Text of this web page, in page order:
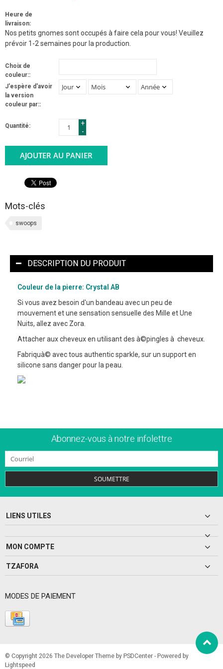
Heure de
livraison:
Nos petits gnomes sont occupés à faire cela pour vous! Veuillez
prévoir 1-2 semaines pour la production.
Choix de
couleur::
J'espère d'avoir
la version
couleur par::
Quantité:
+
-
AJOUTER AU PANIER
Mots-clés
swoops
DESCRIPTION DU PRODUIT
Couleur de la pierre: Crystal AB
Si vous avez besoin d'un bandeau avec un peu de
mouvement et une sensation sensuelle des Mille et Une
Nuits, allez avec Zora.
Attacher aux cheveux en utilisant des à©pingles à cheveux.
Fabriquà© avec tous authentic sparkle, sur un support en
silicone sans danger pour la peau.
Abonnez-vous à notre infolettre
SOUMETTRE
LIENS UTILES
MON COMPTE
TZAFORA
MODES DE PAIEMENT
© Copyright 2026 The Developer Theme by PSDCenter - Powered by
Lightspeed